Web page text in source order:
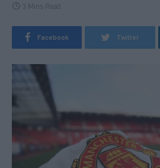
3 Mins Read
Facebook Twitter